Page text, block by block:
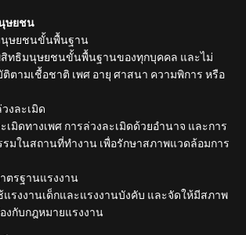
ษยชน
นุษยชนขั้นพื้นฐาน
สิทธิมนุษยชนขั้นพื้นฐานของทุกบุคคล และไม่
ตามเชื้อชาติ เพศ อายุ ศาสนา ความพิการ หรือ
งละเมิด
เมิดทางเพศ การล่วงละเมิดด้วยอำนาจ และการ
รมในสถานที่ทำงาน เพื่อรักษาสภาพแวดล้อมการ
ตรฐานแรงงาน
รงงานเด็กและแรงงานบังคับ และจัดให้มีสภาพ
งกับกฎหมายแรงงาน